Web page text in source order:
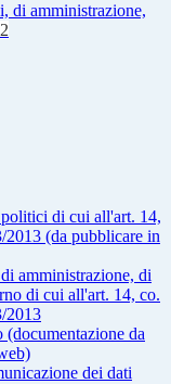
di amministrazione,
2
di cui all'art. 14,
2013 (da pubblicare in
amministrazione, di
di cui all'art. 14, co.
2013
(documentazione da
dei dati